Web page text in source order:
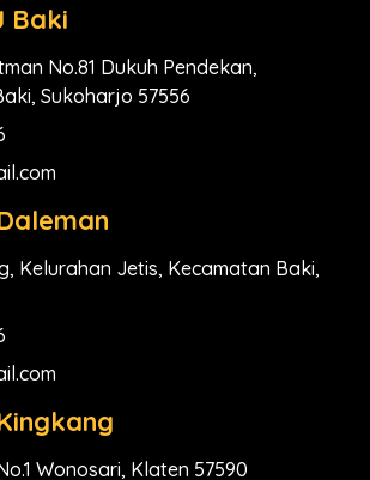
Baki
No.81 Dukuh Pendekan,
Sukoharjo 57556
Kelurahan Jetis, Kecamatan Baki,
Wonosari, Klaten 57590